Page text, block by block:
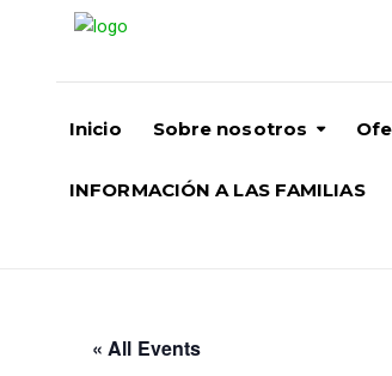
Inicio Sobre nosotros
INFORMACIÓN A LAS FAMILIAS
« All Events